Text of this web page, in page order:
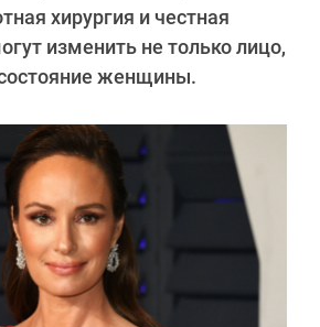
хирургия и честная
изменить не только лицо,
женщины.